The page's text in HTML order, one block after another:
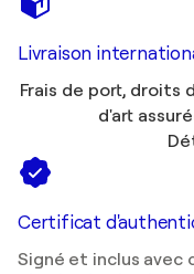
Livraison
Frais de port, droits
d'art
Certificat
Signé et inclus avec